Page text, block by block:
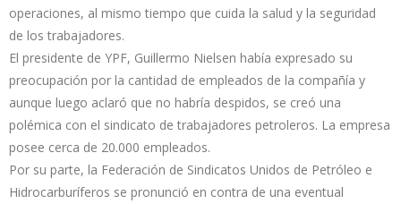
operaciones, al mismo tiempo que cuida la salud y la seguridad
de los trabajadores.
El presidente de YPF, Guillermo Nielsen había expresado su
preocupación por la cantidad de empleados de la compañía y
aunque luego aclaró que no habría despidos, se creó una
polémica con el sindicato de trabajadores petroleros. La empresa
posee cerca de 20.000 empleados.
Por su parte, la Federación de Sindicatos Unidos de Petróleo e
Hidrocarburíferos se pronunció en contra de una eventual